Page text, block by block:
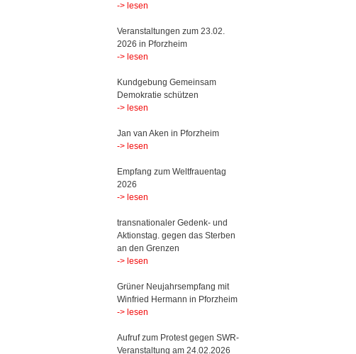
-> lesen
Veranstaltungen zum 23.02.
2026 in Pforzheim
-> lesen
Kundgebung Gemeinsam
Demokratie schützen
-> lesen
Jan van Aken in Pforzheim
-> lesen
Empfang zum Weltfrauentag
2026
-> lesen
transnationaler Gedenk- und
Aktionstag. gegen das Sterben
an den Grenzen
-> lesen
Grüner Neujahrsempfang mit
Winfried Hermann in Pforzheim
-> lesen
Aufruf zum Protest gegen SWR-
Veranstaltung am 24.02.2026